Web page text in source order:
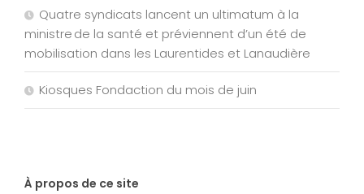
Quatre syndicats lancent un ultimatum à la
ministre de la santé et préviennent d’un été de
mobilisation dans les Laurentides et Lanaudière
Kiosques Fondaction du mois de juin
À propos de ce site